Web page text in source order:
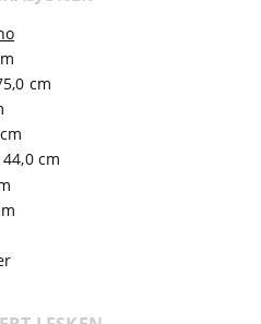
cm
cm